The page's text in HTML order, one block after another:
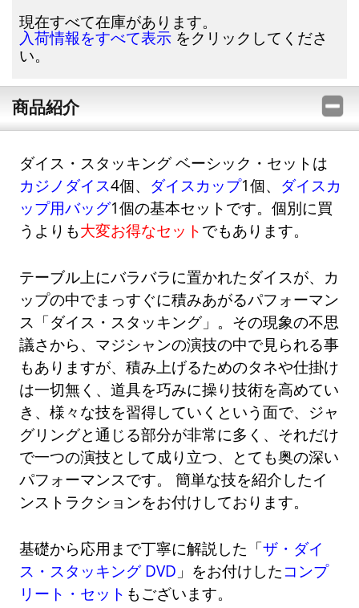
現在すべて在庫があります。
入荷情報をすべて表示 をクリックしてくださ
い。
商品紹介
ダイス・スタッキング ベーシック・セットは
カジノダイス4個、 ダイスカップ1個、 ダイスカ
ップ用バッグ1個の基本セットです。個別に買
うよりも大変お得なセット でもあります。
テーブル上にバラバラに置かれたダイスが、カ
ップの中でまっすぐに積みあがるパフォーマン
ス「ダイス・スタッキング」。その現象の不思
議さから、マジシャンの演技の中で見られる事
もありますが、積み上げるためのタネや仕掛け
は一切無く、道具を巧みに操り技術を高めてい
き、様々な技を習得していくという面で、ジャ
グリングと通じる部分が非常に多く、それだけ
で一つの演技として成り立つ、とても奥の深い
パフォーマンスです。 簡単な技を紹介したイ
ンストラクションをお付けしております。
基礎から応用まで丁寧に解説した「ザ・ダイ
ス・スタッキング DVD 」をお付けした コンプ
リート・セット もございます。